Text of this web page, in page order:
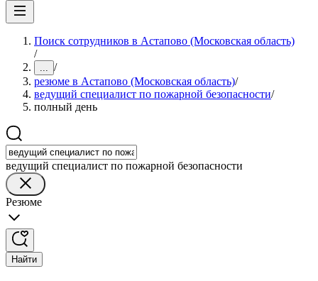
Поиск сотрудников в Астапово (Московская область)
/
... /
резюме в Астапово (Московская область)/
ведущий специалист по пожарной безопасности/
полный день
ведущий специалист по пожарной безопасности
Резюме
Найти